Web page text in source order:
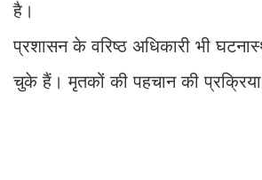
है।
प्रशासन के वरिष्ठ अधिकारी भी
चुके हैं। मृतकों की पहचान की